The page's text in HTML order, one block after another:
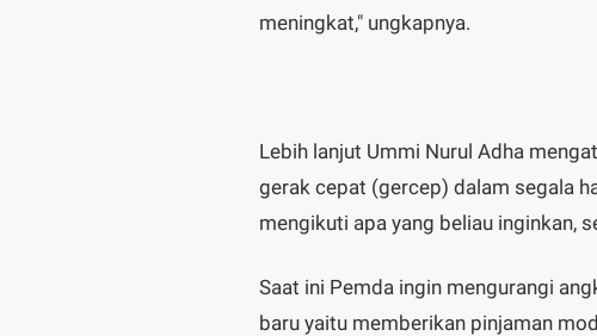
meningkat," ungkapnya.
Lebih lanjut Ummi Nurul Adha
gerak cepat (gercep) dalam segala
mengikuti apa yang beliau inginkan,
Saat ini Pemda ingin mengurangi
baru yaitu memberikan pinjaman